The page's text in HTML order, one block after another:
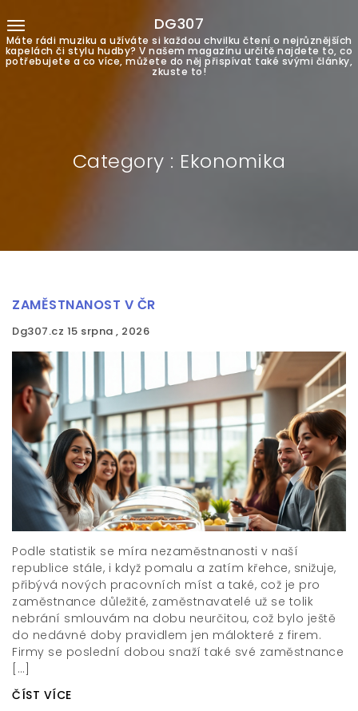
DG307
Máte rádi muziku a užíváte si každou chvilku čtení o nejrůznějších
kapelách či stylu hudby? V našem magazínu určitě najdete to, co
potřebujete a co více, můžete do něj přispívat také svými články,
zkuste to!
Category : Ekonomika
ZAMĚSTNANOST V ČR
Dg307.cz 15 srpna , 2026
Podle statistik se míra nezaměstnanosti v naší
republice stále, i když pomalu a zatím křehce, snižuje,
přibývá nových pracovních míst a také, což je pro
zaměstnance důležité, zaměstnavatelé už se tolik
nebrání smlouvám na dobu neurčitou, což bylo ještě
do nedávné doby pravidlem jen málokteré z firem.
Firmy se poslední dobou snaží také své zaměstnance
[…]
ČÍST VÍCE